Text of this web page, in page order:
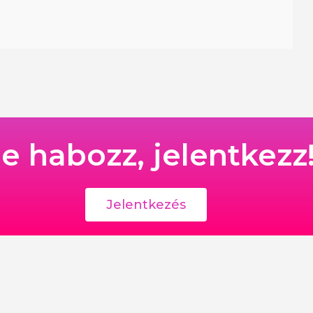
habozz,
Jelentkezés